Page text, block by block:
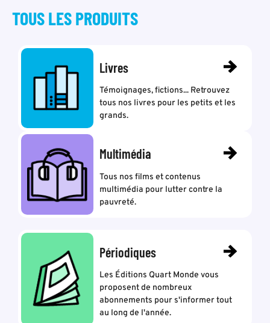
TOUS LESPRODUITS
Livres
Témoignages, fictions... Retrouvez
tous nos livres pour les petits et les
grands.
Multimédia
Tous nos films et contenus
multimédia pour lutter contre la
pauvreté.
Périodiques
Les Éditions Quart Monde vous
proposent de nombreux
abonnements pour s'informer tout
au long de l'année.